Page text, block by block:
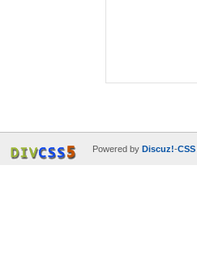
Powered by Discuz!-CSS